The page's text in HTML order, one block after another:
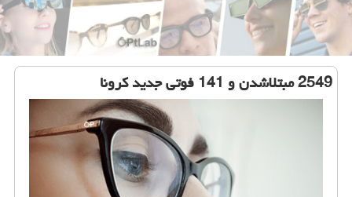
2549 مبتلاشدن و 141 فوتی جدید كرونا